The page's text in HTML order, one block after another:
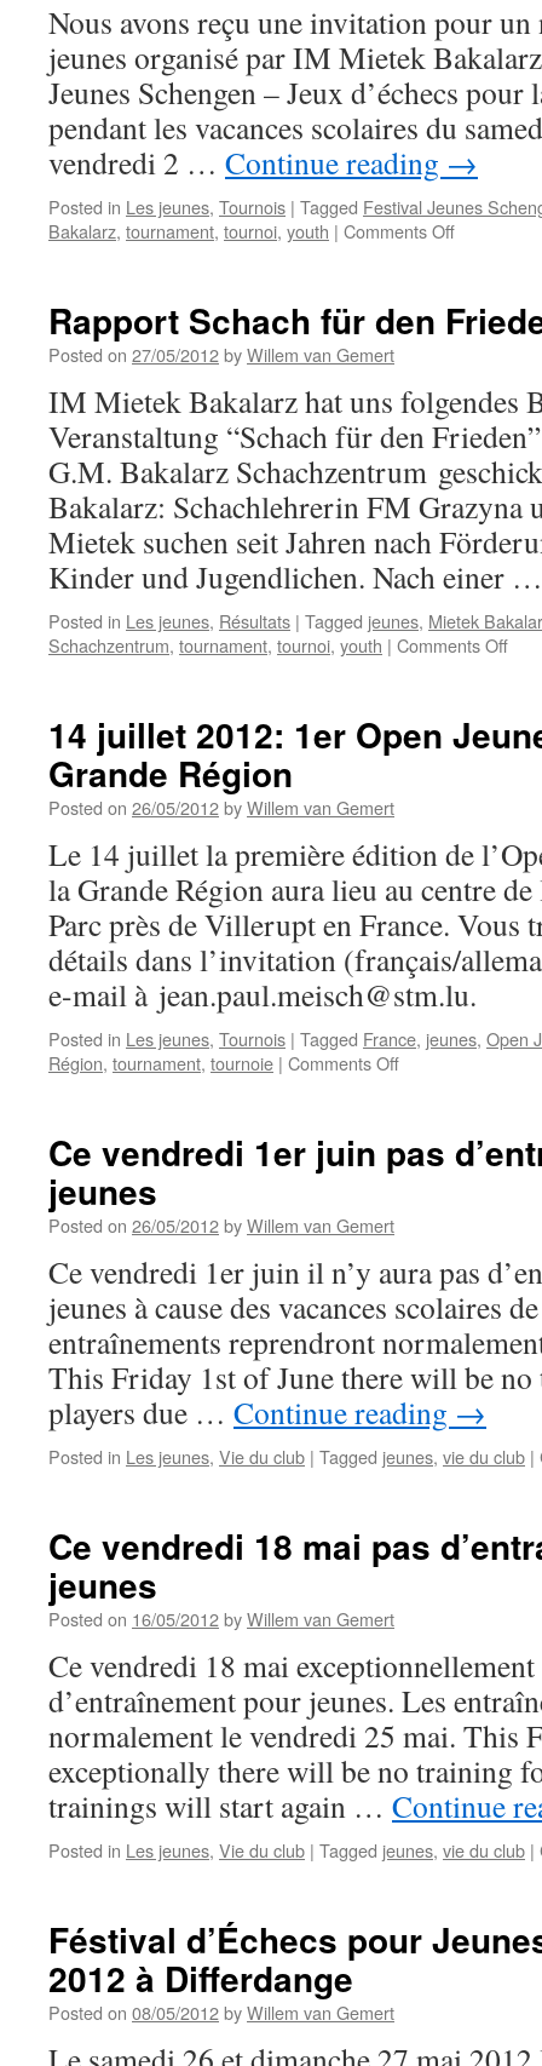
14
septembre!
Nous avons reçu une invitation pour
jeunes organisé par IM Mietek
Jeunes Schengen – Jeux d’échecs
pendant les vacances scolaires du
vendredi 2 … Continue reading →
Posted in Les jeunes, Tournois | Tagged Festival Jeunes
Bakalarz, tournament, tournoi, youth | Comments Offon
–
pour
la
PAIX
du
au
2/11/2012
Rapport Schach für den
Posted on 27/05/2012byWillem van Gemert
IM Mietek Bakalarz hat uns folgendes
Veranstaltung “Schach für den
G.M. Bakalarz Schachzentrum
Bakalarz: Schachlehrerin FM Grazyna
Mietek suchen seit Jahren nach
Kinder und Jugendlichen. Nach einer
Posted in Les jeunes, Résultats | Tagged jeunes, Mietek
Schachzentrum, tournament, tournoi, youth | Comments Offon
den
14 juillet 2012: 1er Open
Grande Région
Posted on 26/05/2012byWillem van Gemert
Le 14 juillet la première édition de
la Grande Région aura lieu au centre
Parc près de Villerupt en France. Vous
détails dans l’invitation (français/
e-mail à jean.paul.meisch@stm.lu.
Posted in Les jeunes, Tournois | Tagged France, jeunes, Open
Région, tournament, tournoie | Comments Offon
1er
la
Grande
Ce vendredi 1er juin pas
jeunes
Posted on 26/05/2012byWillem van Gemert
Ce vendredi 1er juin il n’y aura pas
jeunes à cause des vacances scolaires
entraînements reprendront
This Friday 1st of June there will be
players due … Continue reading →
Posted in Les jeunes, Vie du club | Tagged jeunes, vie du club |
Ce vendredi 18 mai pas
jeunes
Posted on 16/05/2012byWillem van Gemert
Ce vendredi 18 mai exceptionnellement
d’entraînement pour jeunes. Les
normalement le vendredi 25 mai. This
exceptionally there will be no training
trainings will start again … Continue
Posted in Les jeunes, Vie du club | Tagged jeunes, vie du club |
Féstival d’Échecs pour
2012 à Differdange
Posted on 08/05/2012byWillem van Gemert